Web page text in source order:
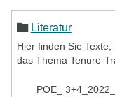
einzeln besuchen,
aus mehreren
Workshops ist für Sie
Sie bitte der
Literatur
Hier finden Sie
das Thema Tenure-
POE_